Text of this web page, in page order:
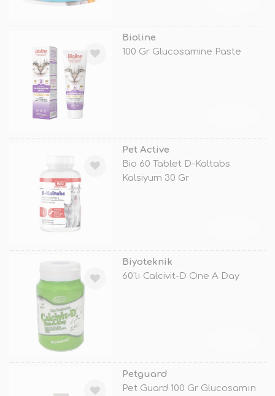
Bioline
100 Gr Glucosamine Paste
Pet Active
Bio 60 Tablet D-Kaltabs
Kalsiyum 30 Gr
Biyoteknik
60'lı Calcivit-D One A Day
Petguard
Pet Guard 100 Gr Glucosamın